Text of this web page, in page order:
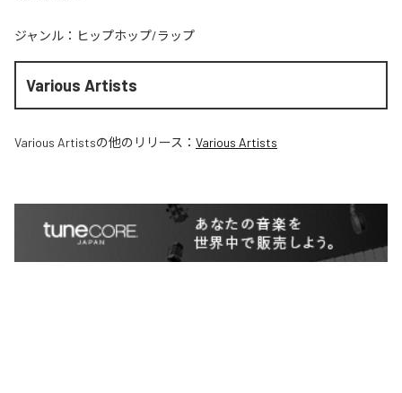
ジャンル： ヒップホップ/ラップ
Various Artists
Various Artistsの他のリリース： Various Artists